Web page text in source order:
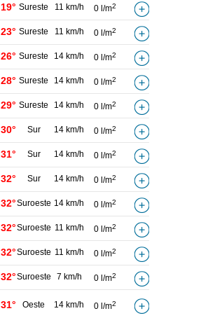
19° Sureste 11 km/h 0 l/m2
23° Sureste 11 km/h 0 l/m2
26° Sureste 14 km/h 0 l/m2
28° Sureste 14 km/h 0 l/m2
29° Sureste 14 km/h 0 l/m2
30° Sur 14 km/h 0 l/m2
31° Sur 14 km/h 0 l/m2
32° Sur 14 km/h 0 l/m2
32°Suroeste 14 km/h 0 l/m2
32°Suroeste 11 km/h 0 l/m2
32°Suroeste 11 km/h 0 l/m2
32°Suroeste 7 km/h 0 l/m2
31° Oeste 14 km/h 0 l/m2